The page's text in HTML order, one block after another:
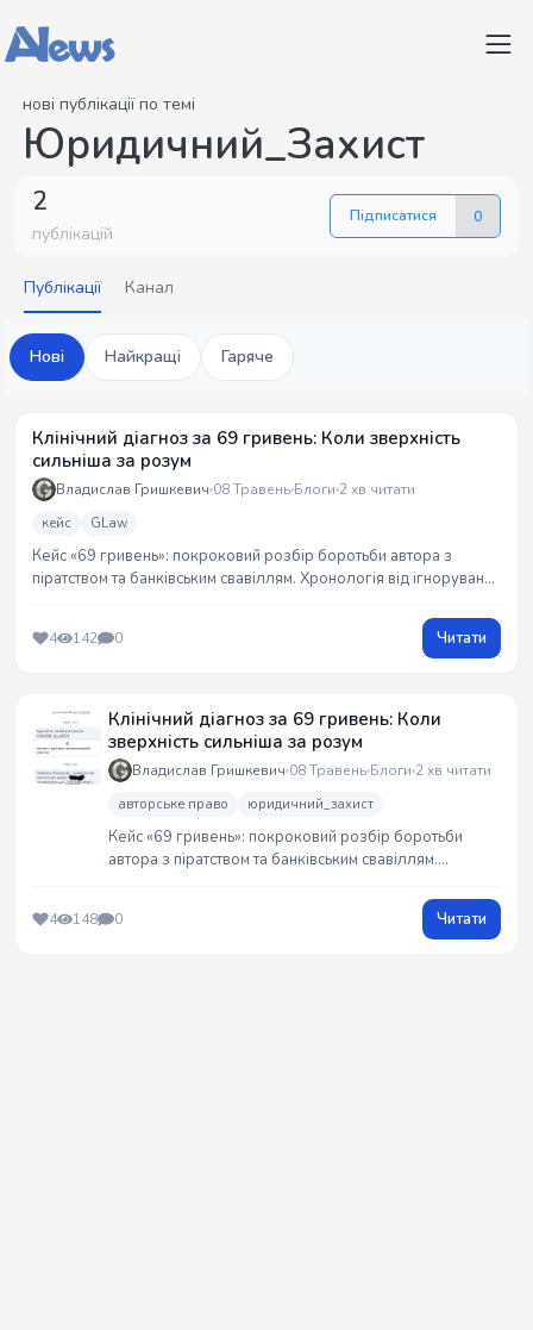
нові публікації по темі
Юридичний_Захист
2
публікацій
Підписатися 0
Публікації Канал
Нові Найкращі Гаряче
Клінічний діагноз за 69 гривень: Коли зверхність
сильніша за розум
Владислав Гришкевич 08 Травень Блоги 2 хв читати
кейс GLaw
Кейс «69 гривень»: покроковий розбір боротьби автора з
піратством та банківським свавіллям. Хронологія від ігнорування
системну зарозумілість та знецінення прав клієнта. Досвід, що
вчить перемагати гігантів.
4 142 0 Читати
Клінічний діагноз за 69 гривень: Коли
зверхність сильніша за розум
Владислав Гришкевич 08 Травень Блоги 2 хв читати
авторське право юридичний_захист
Кейс «69 гривень»: покроковий розбір боротьби
автора з піратством та банківським свавіллям.
Як юридичний прецедент викриває системну
зарозумілість та знецінення прав клієнта. Досвід, що
4 148 0 Читати